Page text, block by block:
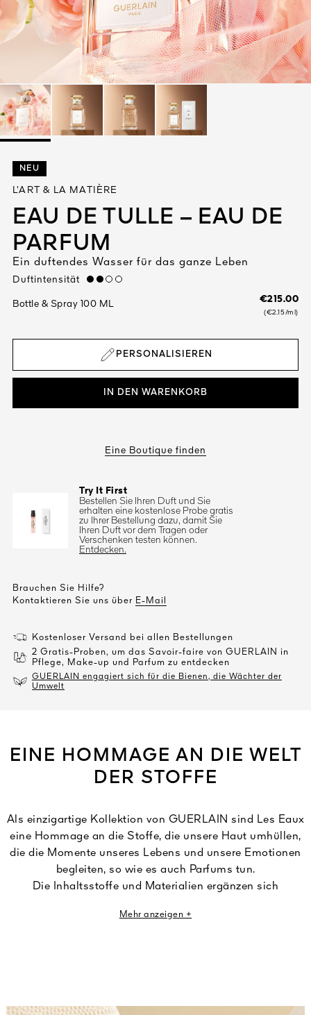
Alle entdecken
NEU
L’ART & LA MATIÈRE
EAU DE TULLE – EAU DE
PARFUM
Ein duftendes Wasser für das ganze Leben
Duftintensität medium
Bottle & Spray 100 ML €215.00
(€2.15/ml)
PERSONALISIEREN
IN DEN WARENKORB
Eine Boutique finden
Try It First
Bestellen Sie Ihren Duft und Sie
erhalten eine kostenlose Probe gratis
zu Ihrer Bestellung dazu, damit Sie
Ihren Duft vor dem Tragen oder
Verschenken testen können.
Entdecken.
Brauchen Sie Hilfe?
Kontaktieren Sie uns über E-Mail
Kostenloser Versand bei allen Bestellungen
2 Gratis-Proben, um das Savoir-faire von GUERLAIN in
Pflege, Make-up und Parfum zu entdecken
GUERLAIN engagiert sich für die Bienen, die Wächter der
Umwelt
EINE HOMMAGE AN DIE WELT
DER STOFFE
Als einzigartige Kollektion von GUERLAIN sind Les Eaux
eine Hommage an die Stoffe, die unsere Haut umhüllen,
die die Momente unseres Lebens und unsere Emotionen
begleiten, so wie es auch Parfums tun.
Die Inhaltsstoffe und Materialien ergänzen sich
Spiel subtiler, raffinierter Nuancen. Düfte, die haptische
Mehr anzeigen +